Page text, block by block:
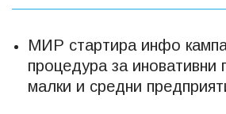
МИР стартира инфо
процедура за иновативни
малки и средни